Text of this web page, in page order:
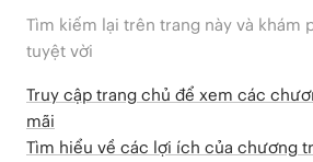
Tìm kiếm lại trên trang này và khám
tuyệt vời
Truy cập trang chủ để xem các
mãi
Tìm hiểu về các lợi ích của chương